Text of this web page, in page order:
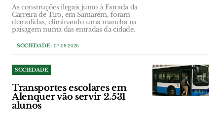
As construções ilegais junto à Estrada da
Carreira de Tiro, em Santarém, foram
demolidas, eliminando uma mancha na
paisagem numa das entradas da cidade.
SOCIEDADE| 07-08-2026
SOCIEDADE
Transportes escolares em
Alenquer vão servir 2.531
alunos